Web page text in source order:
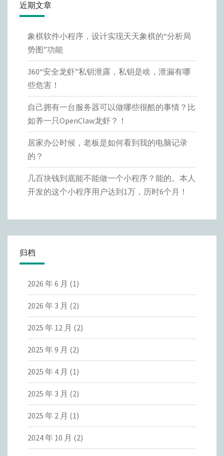
近期文章
象棋软件小程序，设计实现天天象棋的“分析局
势图”功能
360“安全龙虾”私钥泄露，私钥是啥，泄漏有哪
些危害！
自己拥有一台服务器可以做哪些很酷的事情？比
如养一只OpenClaw龙虾？！
居家办公时候，老板是如何看到我的电脑记录
的？
几百块钱到底能不能做一个小程序？能的。本人
开发的这个小程序用户达到1万，历时6个月！
归档
2026 年 6 月 (1)
2026 年 3 月 (2)
2025 年 12 月 (2)
2025 年 9 月 (2)
2025 年 4 月 (1)
2025 年 3 月 (2)
2025 年 2 月 (1)
2024 年 10 月 (2)